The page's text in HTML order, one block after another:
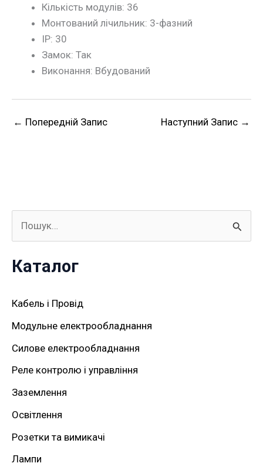
к
т
и
:
Каталог
Кабель і Провід
Модульне електрообладнання
Силове електрообладнання
Реле контролю і управління
Заземлення
Освітлення
Розетки та вимикачі
Лампи
Кількість модулів: 36
Монтований лічильник: 3-фазний
IP: 30
Замок: Так
Виконання: Вбудований
← Попередній Запис Наступний Запис →